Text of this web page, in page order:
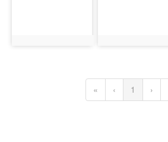
« ‹ 1 (current)
›